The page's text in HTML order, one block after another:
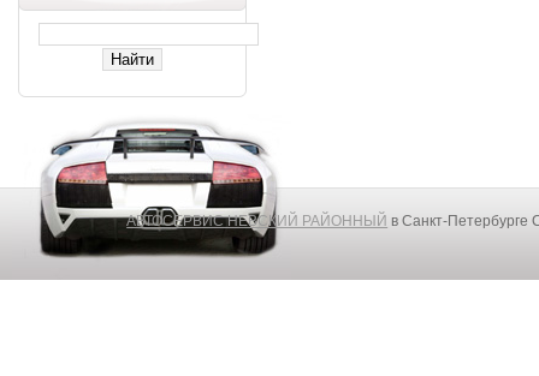
АВТОСЕРВИС НЕВСКИЙ РАЙОННЫЙ в Санкт-Петербурге